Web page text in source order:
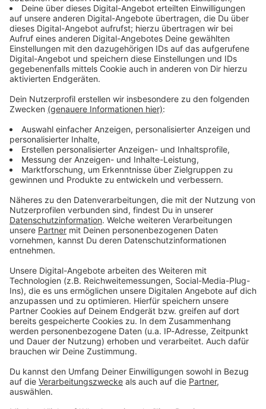
Immer auf dem Laufenden
bleiben!
Verpass' nichts mehr - mit unserem kostenlosen
ANTENNE BAYERN Newsletter. Ob Nachrichten,
Lifestyle oder unsere neuesten Aktionen - wir
informieren dich.
Zum Newsletter anmelden
Du möchtest uns etwas sagen?
Studio Hotline
Kontaktformular
Sprachnachricht
© dpa-infocom, dpa:260103-930-492864/6